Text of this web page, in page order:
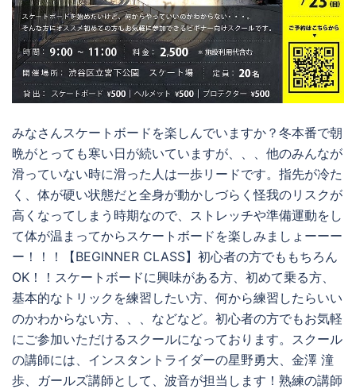
みなさんスケートボードを楽しんでいますか？冬本番で朝
晩がとっても寒い日が続いていますが、、、他のみんなが
滑っていない時に滑った人は一歩リードです。指先が冷た
く、体が硬い状態だと全身が動かしづらく怪我のリスクが
高くなってしまう時期なので、ストレッチや準備運動をし
て体が温まってからスケートボードを楽しみましょーーー
ー！！！【BEGINNER CLASS】初心者の方でももちろん
OK！！スケートボードに興味がある方、初めて乗る方、
基本的なトリックを練習したい方、何から練習したらいい
のかわからない方、、、などなど。初心者の方でもお気軽
にご参加いただけるスクールになっております。スクール
の講師には、インスタントライダーの星野勇大、金澤 潼
歩、ガールズ講師として、波音が担当します！熟練の講師